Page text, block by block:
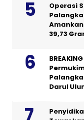
Operasi
39,73
Darul